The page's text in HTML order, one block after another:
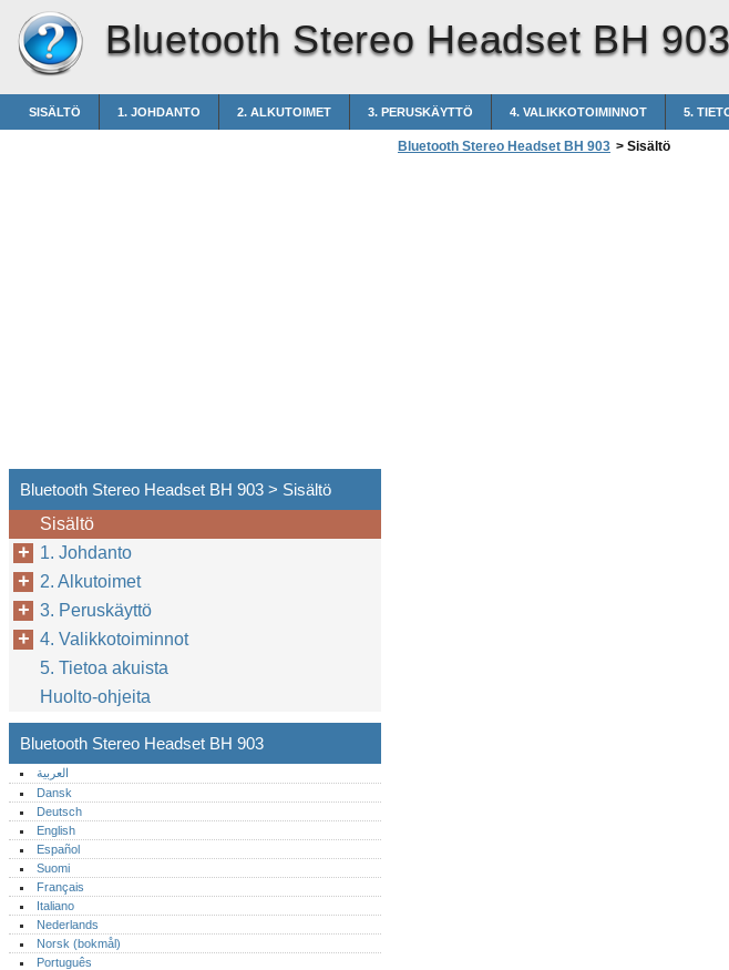
Bluetooth Stereo Headset BH
SISÄLTÖ 1. JOHDANTO 2. ALKUTOIMET 3. PERUSKÄYTTÖ 4. VALIKKOTOIMINNOT 5.
Bluetooth Stereo Headset BH 903 > Sisältö
Bluetooth Stereo Headset BH 903 > Sisältö
Sisältö
1. Johdanto
2. Alkutoimet
3. Peruskäyttö
4. Valikkotoiminnot
5. Tietoa akuista
Huolto-ohjeita
Bluetooth Stereo Headset BH 903
العربية
Dansk
Deutsch
English
Español
Suomi
Français
Italiano
Nederlands
Norsk (bokmål)‎
Português‎